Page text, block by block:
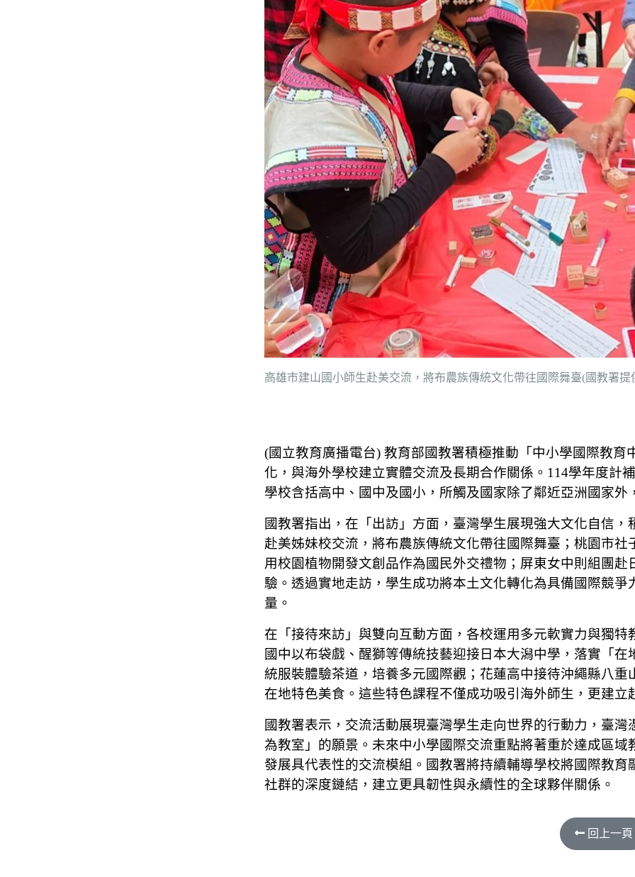
高雄市建山國小師生赴美交流，將布農族傳統文化帶往國際舞臺(國教署提
(國立教育廣播電台) 教育部國教署積極推動「中小學國際教
化，與海外學校建立實體交流及長期合作關係。114學年度計
學校含括高中、國中及國小，所觸及國家除了鄰近亞洲國家外
國教署指出，在「出訪」方面，臺灣學生展現強大文化自信
赴美姊妹校交流，將布農族傳統文化帶往國際舞臺；桃園市
用校園植物開發文創品作為國民外交禮物；屏東女中則組團
驗。透過實地走訪，學生成功將本土文化轉化為具備國際競
量。
在「接待來訪」與雙向互動方面，各校運用多元軟實力與獨
國中以布袋戲、醒獅等傳統技藝迎接日本大潟中學，落實「
統服裝體驗茶道，培養多元國際觀；花蓮高中接待沖繩縣八
在地特色美食。這些特色課程不僅成功吸引海外師生，更建立
國教署表示，交流活動展現臺灣學生走向世界的行動力，臺
為教室」的願景。未來中小學國際交流重點將著重於達成區
發展具代表性的交流模組。國教署將持續輔導學校將國際教
社群的深度鏈結，建立更具韌性與永續性的全球夥伴關係。
回上一頁